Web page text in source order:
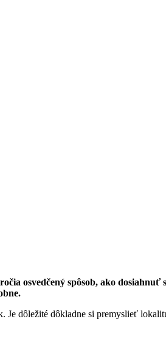
osvedčený spôsob, ako
Je dôležité dôkladne si premyslieť